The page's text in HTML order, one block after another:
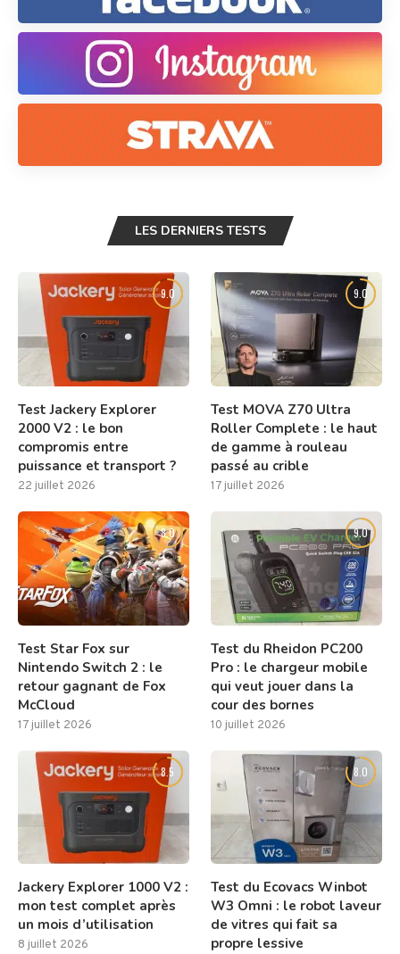
LES DERNIERS TESTS
9.0
Test Jackery Explorer
2000 V2 : le bon
compromis entre
puissance et transport ?
22 juillet 2026
9.0
Test MOVA Z70 Ultra
Roller Complete : le haut
de gamme à rouleau
passé au crible
17 juillet 2026
8.0
Test Star Fox sur
Nintendo Switch 2 : le
retour gagnant de Fox
McCloud
17 juillet 2026
9.0
Test du Rheidon PC200
Pro : le chargeur mobile
qui veut jouer dans la
cour des bornes
10 juillet 2026
8.5
Jackery Explorer 1000 V2 :
mon test complet après
un mois d’utilisation
8 juillet 2026
8.0
Test du Ecovacs Winbot
W3 Omni : le robot laveur
de vitres qui fait sa
propre lessive